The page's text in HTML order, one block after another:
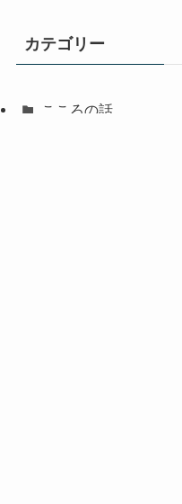
カテゴリー
こころの話